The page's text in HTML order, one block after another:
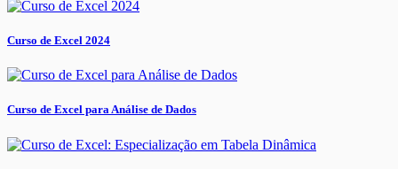
Curso de Excel 2024
Curso de Excel para Análise de Dados